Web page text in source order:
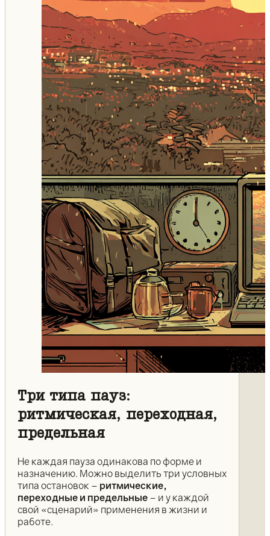
Три типа пауз:
ритмическая, переходная,
предельная
Не каждая пауза одинакова по форме и
назначению. Можно выделить три условных
типа остановок – ритмические,
переходные и предельные – и у каждой
свой «сценарий» применения в жизни и
работе.